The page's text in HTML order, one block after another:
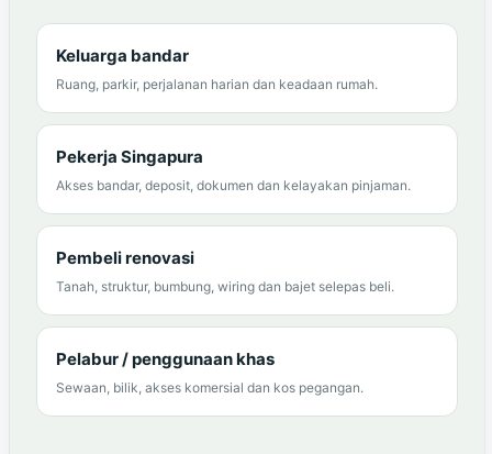
Keluarga bandar
Ruang, parkir, perjalanan harian dan keadaan rumah.
Pekerja Singapura
Akses bandar, deposit, dokumen dan kelayakan pinjaman.
Pembeli renovasi
Tanah, struktur, bumbung, wiring dan bajet selepas beli.
Pelabur / penggunaan khas
Sewaan, bilik, akses komersial dan kos pegangan.